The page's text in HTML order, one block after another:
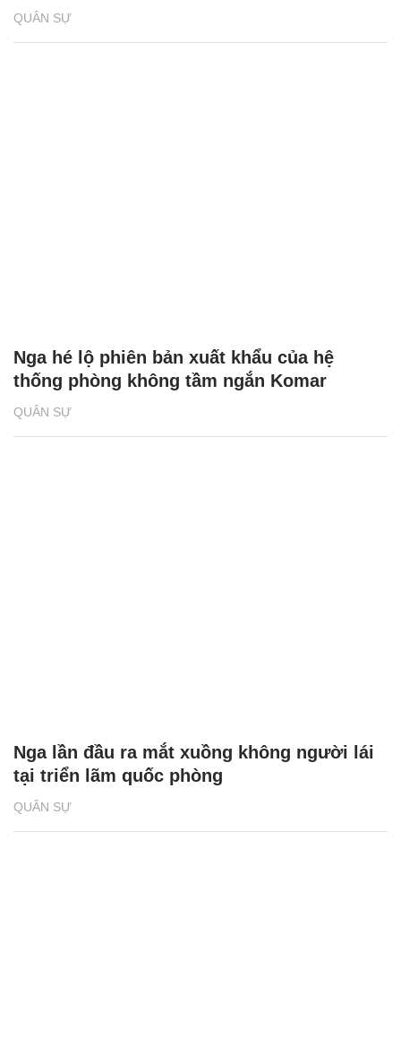
QUÂN SỰ
QUÂN SỰ
Nga hé lộ phiên bản xuất khẩu của hệ
thống phòng không tầm ngắn Komar
QUÂN SỰ
Nga lần đầu ra mắt xuồng không người lái
tại triển lãm quốc phòng